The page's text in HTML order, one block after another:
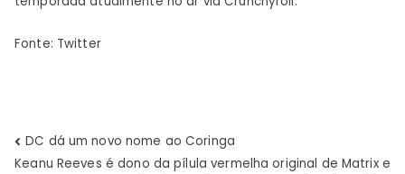
Fonte: Twitter
Navegação
DC dá um novo nome ao Coringa
Keanu Reeves é dono da pílula vermelha original de Matrix e